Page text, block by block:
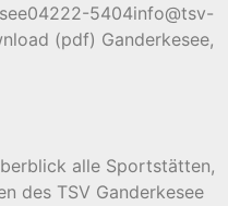
5404info@tsv-
(pdf) Ganderkesee,
alle Sportstätten,
des TSV Ganderkesee